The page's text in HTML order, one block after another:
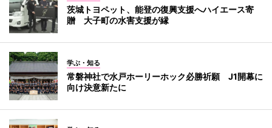
茨城トヨペット、能登の復興支援へハイエース寄
贈 大子町の水害支援が縁
学ぶ・知る
常磐神社で水戸ホーリーホック必勝祈願 J1開幕に
向け決意新たに